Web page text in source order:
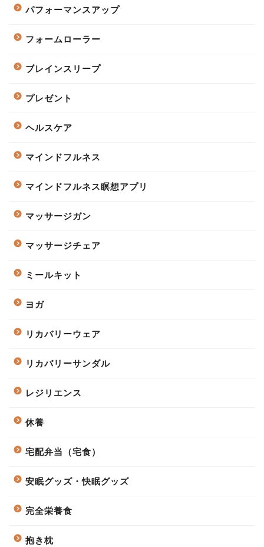
パフォーマンスアップ
フォームローラー
ブレインスリープ
プレゼント
ヘルスケア
マインドフルネス
マインドフルネス瞑想アプリ
マッサージガン
マッサージチェア
ミールキット
ヨガ
リカバリーウェア
リカバリーサンダル
レジリエンス
休養
宅配弁当（宅食）
安眠グッズ・快眠グッズ
完全栄養食
抱き枕